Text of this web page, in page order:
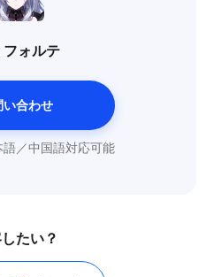
フォルテ
い合わせ
／中国語対応可能
たい？